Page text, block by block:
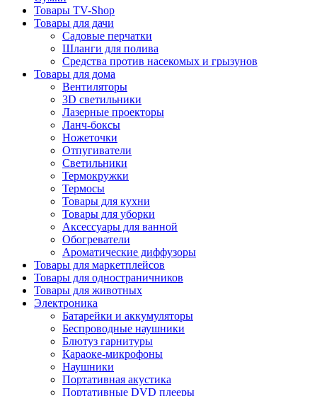
Товары TV-Shop
Товары для дачи
Садовые перчатки
Шланги для полива
Средства против насекомых и грызунов
Товары для дома
Вентиляторы
3D светильники
Лазерные проекторы
Ланч-боксы
Ножеточки
Отпугиватели
Светильники
Термокружки
Термосы
Товары для кухни
Товары для уборки
Аксессуары для ванной
Обогреватели
Ароматические диффузоры
Товары для маркетплейсов
Товары для одностраничников
Товары для животных
Электроника
Батарейки и аккумуляторы
Беспроводные наушники
Блютуз гарнитуры
Караоке-микрофоны
Наушники
Портативная акустика
Портативные DVD плееры